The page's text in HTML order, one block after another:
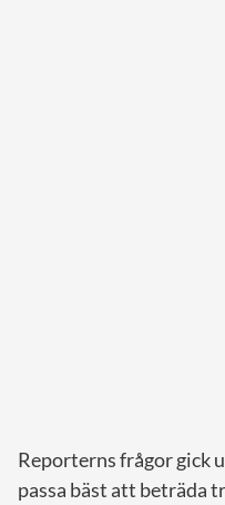
Reporterns frågor gick
passa bäst att beträda